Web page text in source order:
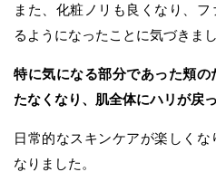
また、化粧ノリも良くなり、
るようになったことに気づきまし
特に気になる部分であった頬
たなくなり、肌全体にハリが戻
日常的なスキンケアが楽しくな
なりました。